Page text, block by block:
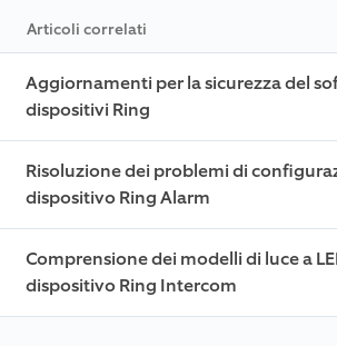
Articoli correlati
Aggiornamenti per la sicurezza del
dispositivi Ring
Risoluzione dei problemi di
dispositivo Ring Alarm
Comprensione dei modelli di luce a
dispositivo Ring Intercom